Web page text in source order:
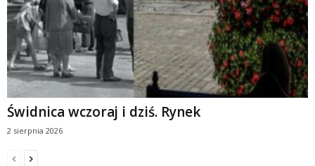
Świdnica wczoraj i dziś. Rynek
2 sierpnia 2026